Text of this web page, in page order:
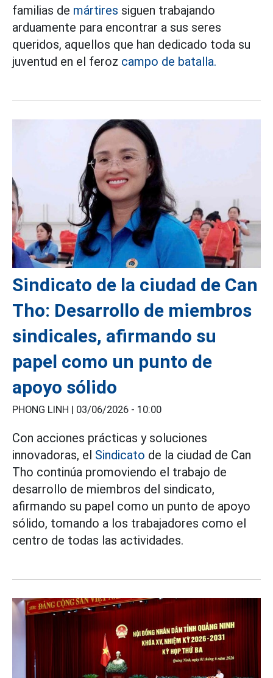
familias de mártires siguen trabajando
arduamente para encontrar a sus seres
queridos, aquellos que han dedicado toda su
juventud en el feroz campo de batalla.
Sindicato de la ciudad de Can
Tho: Desarrollo de miembros
sindicales, afirmando su
papel como un punto de
apoyo sólido
PHONG LINH | 03/06/2026 - 10:00
Con acciones prácticas y soluciones
innovadoras, el Sindicato de la ciudad de Can
Tho continúa promoviendo el trabajo de
desarrollo de miembros del sindicato,
afirmando su papel como un punto de apoyo
sólido, tomando a los trabajadores como el
centro de todas las actividades.